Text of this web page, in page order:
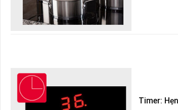
Timer: